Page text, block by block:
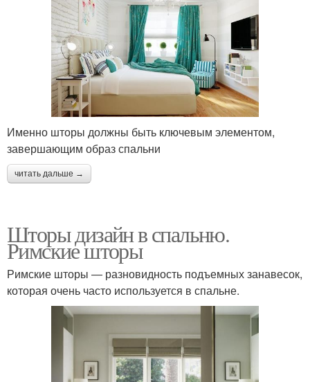
Именно шторы должны быть ключевым элементом,
завершающим образ спальни
читать дальше →
Шторы дизайн в спальню.
Римские шторы
Римские шторы ― разновидность подъемных занавесок,
которая очень часто используется в спальне.